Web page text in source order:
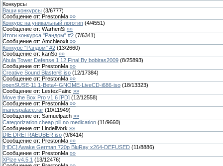
Конкурсы
Ваши конкурсы (3/6777)
Сообщение от: PrestonMa »»
Конкурс на уникальный логотип (4/4551)
Сообщение от: WarhenSi »»
Итоги конкурса "Рандом" #2 (7/6341)
Сообщение от: Amchieoxit »»
Конкурс "Рандом" #2 (13/2660)
Сообщение от: kanSo »»
Abula Tower Defense 1 12 Final By bobiras2009 (8/25893)
Сообщение от: PrestonMa »»
Creative Sound Blaster®.iso (12/17384)
Сообщение от: PrestonMa »»
openSUSE-11.1-Beta4-GNOME-LiveCD-i686-iso (18/13323)
Сообщение от: LestezFainc »»
Move the Box Pro v1 6 [PD] (12/12558)
Сообщение от: PrestonMa »»
mariespalace.rar (10/11949)
Сообщение от: Samuelpach »»
Categorization cheap pill no medication (11/9660)
Сообщение от: LindellVork »»
DIE DREI RAEUBER.iso (9/8414)
Сообщение от: PrestonMa »»
[HDC] Awake German 720p BluRay x264-DEFUSED (11/8886)
Сообщение от: PrestonMa »»
XPize v4.5.1 (13/12476)